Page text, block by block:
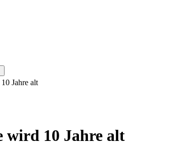
Jahre alt
wird 10 Jahre alt